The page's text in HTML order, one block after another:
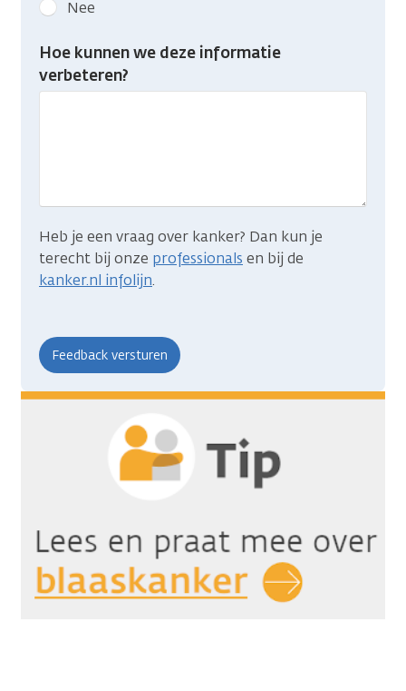
feedback:
Heb
gevonden
Nee
Hoe kunnen we deze informatie
verbeteren?
Heb je een vraag over kanker? Dan kun je
terecht bij onze professionals en bij de
kanker.nl infolijn.